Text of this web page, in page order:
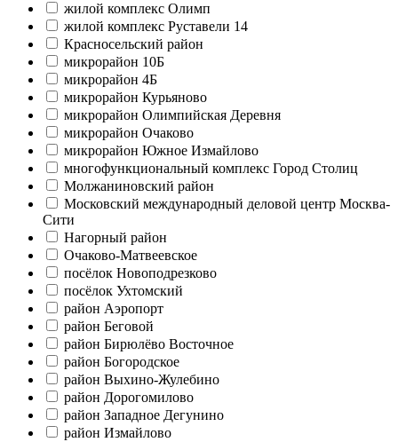
жилой комплекс Олимп
жилой комплекс Руставели 14
Красносельский район
микрорайон 10Б
микрорайон 4Б
микрорайон Курьяново
микрорайон Олимпийская Деревня
микрорайон Очаково
микрорайон Южное Измайлово
многофункциональный комплекс Город Столиц
Молжаниновский район
Московский международный деловой центр Москва-
Сити
Нагорный район
Очаково-Матвеевское
посёлок Новоподрезково
посёлок Ухтомский
район Аэропорт
район Беговой
район Бирюлёво Восточное
район Богородское
район Выхино-Жулебино
район Дорогомилово
район Западное Дегунино
район Измайлово